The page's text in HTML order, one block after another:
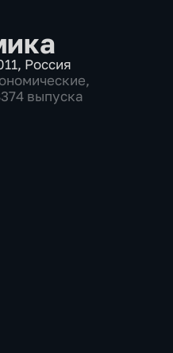
, Россия
,
выпуска